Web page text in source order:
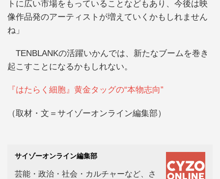
トに広い市場をもっていることなどもあり、今後は映
像作品発のアーティストが増えていくかもしれません
ね」
TENBLANKの活躍いかんでは、新たなブームを巻き
起こすことになるかもしれない。
『はたらく細胞』黄金タッグの“本物志向”
（取材・文＝サイゾーオンライン編集部）
サイゾーオンライン編集部
芸能・政治・社会・カルチャーなど、さ